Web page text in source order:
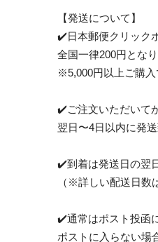
【発送について】
✔️日本郵便クリック
全国一律200円となり
※5,000円以上ご購
✔️ご注文いただいて
翌日〜4日以内に発送
✔️到着は発送日の翌
（※詳しい配送日数
✔️通常はポスト投函
ポストに入らない場